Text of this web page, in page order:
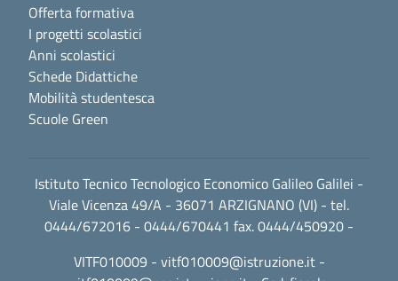
Offerta formativa
I progetti scolastici
Anni scolastici
Schede Didattiche
Mobilità studentesca
Scuole Green
Istituto Tecnico Tecnologico Economico Galileo Galilei -
Viale Vicenza 49/A - 36071 ARZIGNANO (VI) - tel.
0444/672016 - 0444/670441 fax. 0444/450920 -
VITF010009 - vitf010009@istruzione.it-